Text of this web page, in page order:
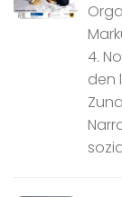
4.
den